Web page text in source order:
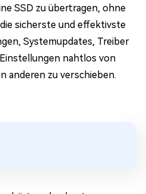
SSD zu übertragen, ohne
sicherste und effektivste
Systemupdates, Treiber
nahtlos von
anderen zu verschieben.